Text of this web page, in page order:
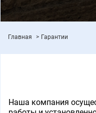
Главная Гарантии
Наша компания